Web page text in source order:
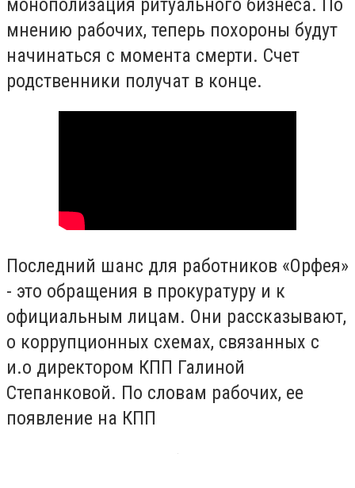
монополизация ритуального бизнеса. По
мнению рабочих, теперь похороны будут
начинаться с момента смерти. Счет
родственники получат в конце.
Последний шанс для работников «Орфея»
- это обращения в прокуратуру и к
официальным лицам. Они рассказывают,
о коррупционных схемах, связанных с
и.о директором КПП Галиной
Степанковой. По словам рабочих, ее
появление на КПП